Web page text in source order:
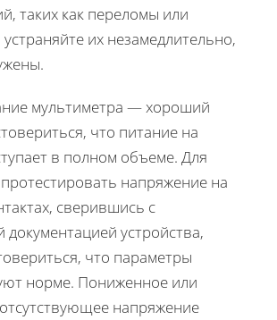
таких как переломы или
их незамедлительно,
мультиметра — хороший
что питание на
в полном объеме. Для
протестировать напряжение на
сверившись с
документацией устройства,
что параметры
норме. Пониженное или
напряжение